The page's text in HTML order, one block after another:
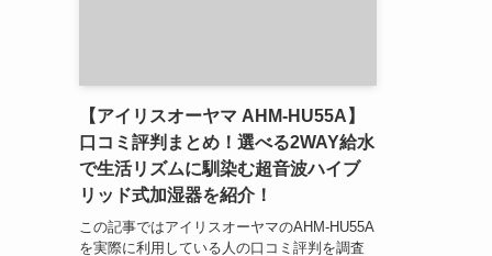
【アイリスオーヤマ AHM-HU55A】
口コミ評判まとめ！選べる2WAY給水
で生活リズムに馴染む超音波ハイブ
リッド式加湿器を紹介！
この記事ではアイリスオーヤマのAHM-HU55A
を実際に利用している人の口コミ評判を調査